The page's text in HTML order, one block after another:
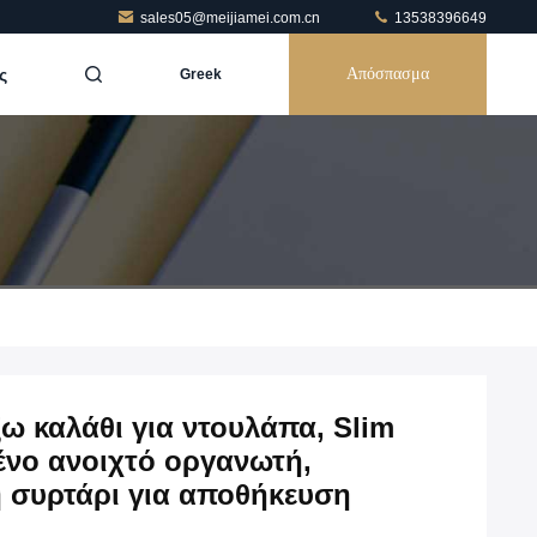
sales05@meijiamei.com.cn 13538396649
Greek Απόσπασμα
καλάθι για ντουλάπα, Slim
ανοιχτό οργανωτή,
για αποθήκευση